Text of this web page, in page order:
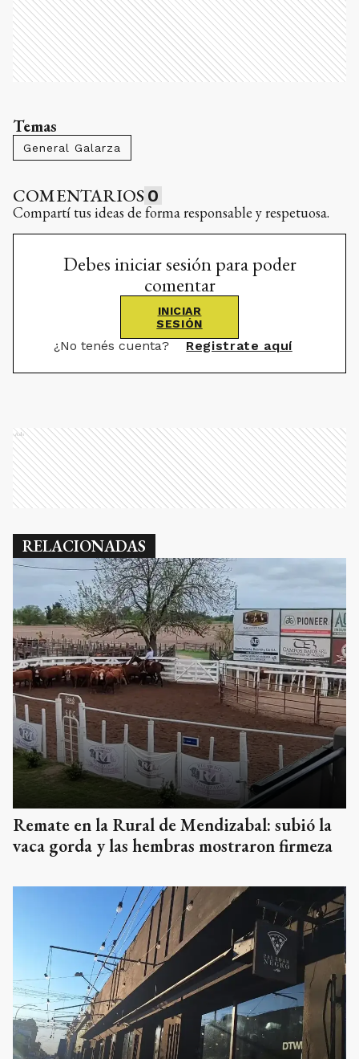
Temas
General Galarza
COMENTARIOS 0
Compartí tus ideas de forma responsable y respetuosa.
Debes iniciar sesión para poder
comentar
INICIAR
SESIÓN
¿No tenés cuenta? Registrate aquí
Ads
RELACIONADAS
Remate en la Rural de Mendizabal: subió la
vaca gorda y las hembras mostraron firmeza